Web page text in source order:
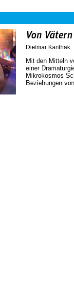
Von
Dietmar Kanthak
Mit den Mitteln
einer
Mikrokosmos
Beziehungen